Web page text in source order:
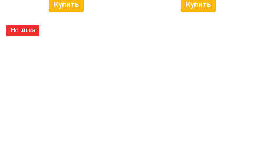
Купить Купить
Новинка